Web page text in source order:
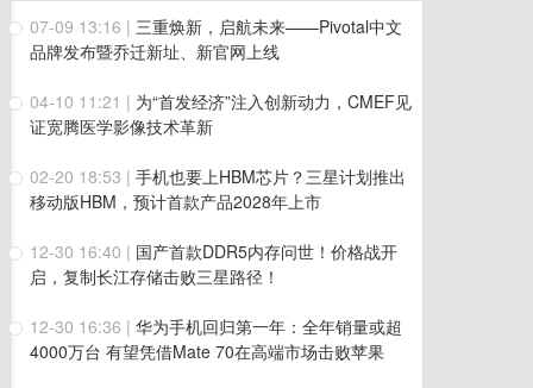
07-09 13:16 | 三重焕新，启航未来——Pivotal中文
品牌发布暨乔迁新址、新官网上线
04-10 11:21 | 为“首发经济”注入创新动力，CMEF见
证宽腾医学影像技术革新
02-20 18:53 | 手机也要上HBM芯片？三星计划推出
移动版HBM，预计首款产品2028年上市
12-30 16:40 | 国产首款DDR5内存问世！价格战开
启，复制长江存储击败三星路径！
12-30 16:36 | 华为手机回归第一年：全年销量或超
4000万台 有望凭借Mate 70在高端市场击败苹果